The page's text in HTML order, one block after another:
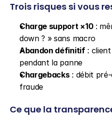
Trois risques si vous
Charge support ×10 :
down ? » sans macro
Abandon définitif :
pendant la panne
Chargebacks : débit
fraude
Ce que la